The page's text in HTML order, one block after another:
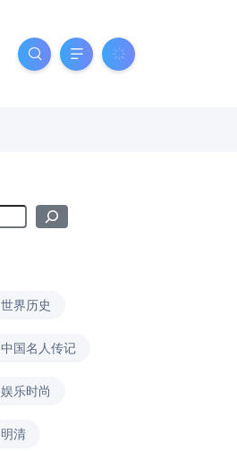
世界历史
中国名人传记
娱乐时尚
明清